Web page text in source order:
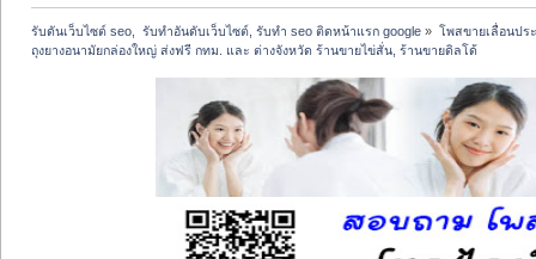
รับดันเว็บไซต์ seo,  รับทำอันดับเว็บไซต์, รับทำ seo ติดหน้าแรก google » โพสขายเลื่อนปร
ถุงยางอนามัยกล่องใหญ่ ส่งฟรี กทม. และ ต่างจังหวัด ร้านขายไข่สั่น, ร้านขายดิลโด้